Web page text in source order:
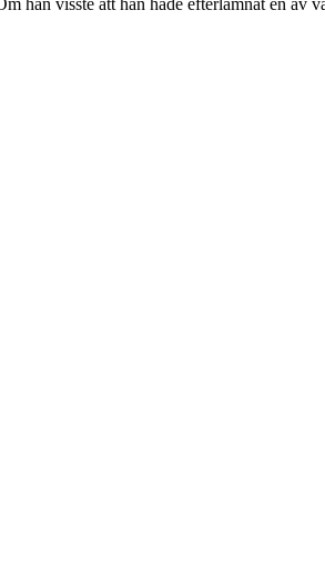
han visste att han hade efterlämnat en av